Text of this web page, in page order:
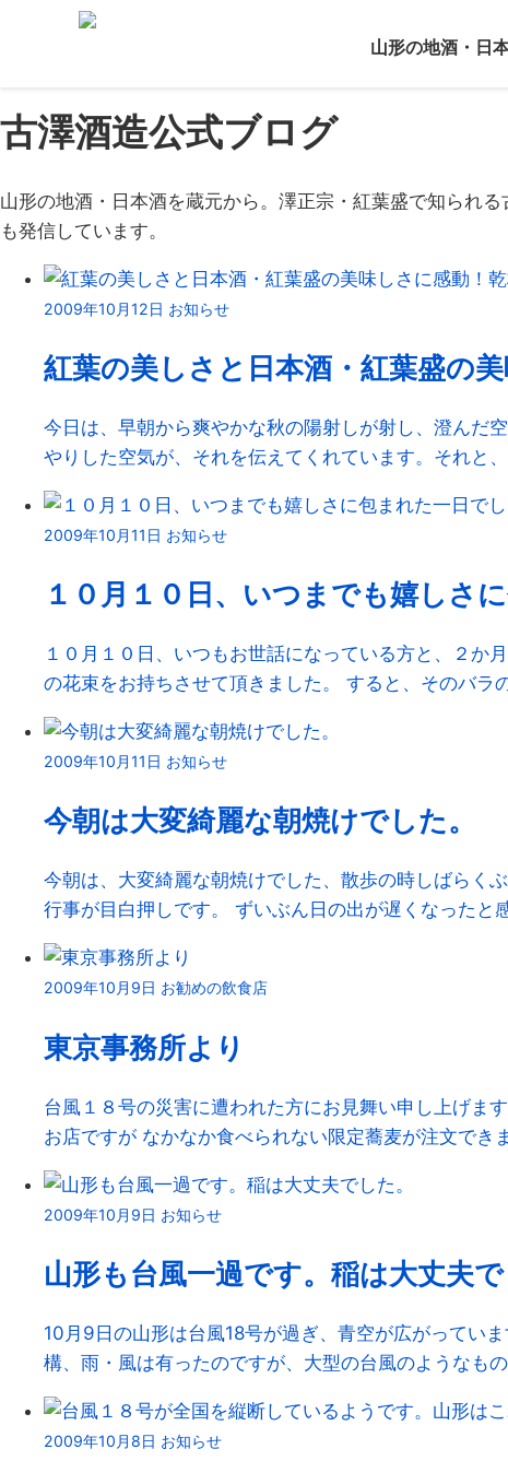
山形の地酒・日
Home
古澤酒造公式ブログ
山形の地酒・日本酒を蔵元から。澤正宗・紅葉盛で知られ
も発信しています。
2009年10月12日 お知らせ
紅葉の美しさと日本酒・紅葉盛の
今日は、早朝から爽やかな秋の陽射しが射し、澄んだ
やりした空気が、それを伝えてくれています。それと
2009年10月11日 お知らせ
１０月１０日、いつまでも嬉しさ
１０月１０日、いつもお世話になっている方と、２か
の花束をお持ちさせて頂きました。 すると、そのバラ
2009年10月11日 お知らせ
今朝は大変綺麗な朝焼けでした。
今朝は、大変綺麗な朝焼けでした、散歩の時しばらく
行事が目白押しです。 ずいぶん日の出が遅くなったと
2009年10月9日 お勧めの飲食店
東京事務所より
台風１８号の災害に遭われた方にお見舞い申し上げま
お店ですが なかなか食べられない限定蕎麦が注文でき
2009年10月9日 お知らせ
山形も台風一過です。稲は大丈夫で
10月9日の山形は台風18号が過ぎ、青空が広がってい
構、雨・風は有ったのですが、大型の台風のようなも
2009年10月8日 お知らせ